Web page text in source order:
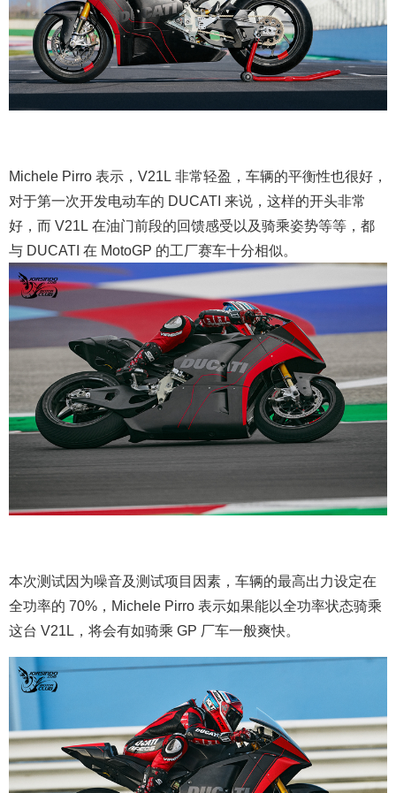
Michele Pirro 表示，V21L 非常轻盈，车辆的平衡性也很好，
对于第一次开发电动车的 DUCATI 来说，这样的开头非常
好，而 V21L 在油门前段的回馈感受以及骑乘姿势等等，都
与 DUCATI 在 MotoGP 的工厂赛车十分相似。
本次测试因为噪音及测试项目因素，车辆的最高出力设定在
全功率的 70%，Michele Pirro 表示如果能以全功率状态骑乘
这台 V21L，将会有如骑乘 GP 厂车一般爽快。